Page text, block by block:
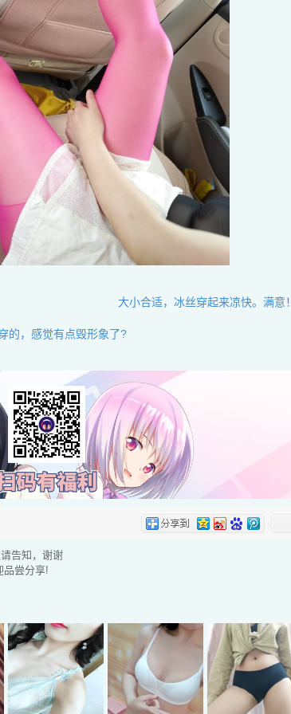
大小合适，冰丝穿起来凉快。满意！
的，感觉有点毁形象了?
告知，谢谢
品尝分享!